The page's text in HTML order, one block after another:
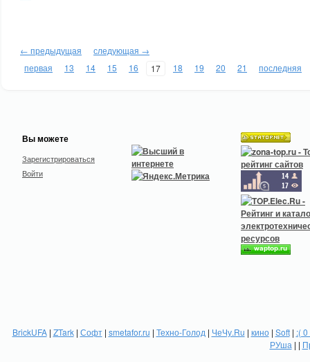
← предыдущая
следующая →
первая
13 14 15 16 17 18 19 20 21 последняя
Вы можете
Зарегистрироваться
Войти
BrickUFA| ZTark| Софт| smetafor.ru | Техно-Голод | ЧеЧу.Ru | кино| Soft| :(
РУша | |